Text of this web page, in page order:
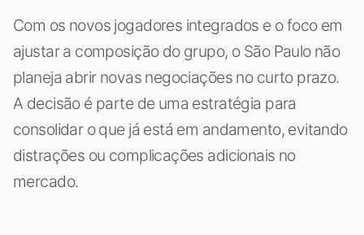
Com os novos jogadores integrados e o foco em
ajustar a composição do grupo, o São Paulo não
planeja abrir novas negociações no curto prazo.
A decisão é parte de uma estratégia para
consolidar o que já está em andamento, evitando
distrações ou complicações adicionais no
mercado.